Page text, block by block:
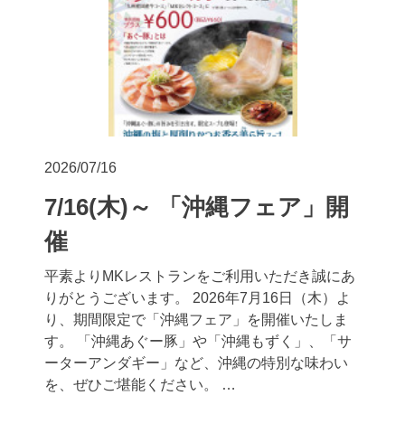
2026/07/16
7/16(木)～ 「沖縄フェア」開
催
平素よりMKレストランをご利用いただき誠にあ
りがとうございます。 2026年7月16日（木）よ
り、期間限定で「沖縄フェア」を開催いたしま
す。 「沖縄あぐー豚」や「沖縄もずく」、「サ
ーターアンダギー」など、沖縄の特別な味わい
を、ぜひご堪能ください。 …